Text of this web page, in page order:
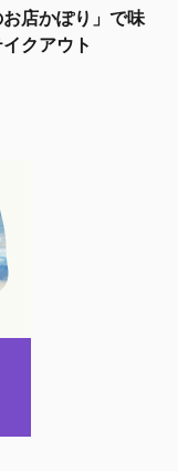
店かぽり」で味
クアウト